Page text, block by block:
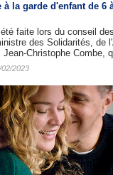
la garde d'enfant de 6
faite lors du conseil
des Solidarités, de
Christophe Combe,
2023